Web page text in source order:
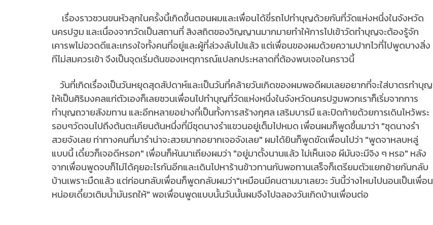
เรื่องราวชวนขนหัวลุกในครั้งนี้เกิดขึ้นตอนผมและเพื่อนได้ขี่รถไปทำบุญด้วยกันที่วัดแห่งหนึ่งในจังหวัด
นครปฐม และเนื่องจากวัดเป็นสถานที่ สิงสถิตของวิญญานมากมายทำให้การไปเข้าวัดทำบุญจะต้องรู้จัก
เคารพไม่อวดดีและเกรงใจทั้งคนที่อยู่และผู้ที่ล่วงลับไปแล้ว แต่เพื่อนของผมด้วยความปากไวที่ไปพูดบางสิ่ง
ทีไม่สมควรเข้า จึงเป็นจุดเริ่มต้นของเหตุการณ์แปลกประหลาดที่ต้องพบเจอในคราวนี้
วันที่เกิดเรื่องเป็นวันหยุดสุดสัปดาห์และเป็นวันที่คล้ายวันเกิดของผมพอดีผมเลยอยากที่จะใส่บาตรทำบุญ
ให้เป็นศิริมงคลแก่ตัวเองก็เลยชวนเพื่อนไปทำบุญที่วัดแห่งหนึ่งในจังหวัดนครปฐมพวกเราก็เริ่มจากการ
ทำบุญถวายสังฆทาน และอีกหลายอย่างที่เป็นทั้งการสร้างกุศล เสริมบารมี และปิดท้ายด้วยการเดินไหว้พระ
รอบๆวัดจนไปถึงต้นตะเคียนต้นหนึ่งที่มีชุดนางรำแขวนอยู่เต็มไปหมด เพื่อนผมก็พูดขึ้นมาว่า "ชุดนางรำ
สวยจังเลย ท่าทางคนที่มารำน่าจะสวยมากอยากเจอจังเลย" ผมได้ยินก็พูดขัดเพื่อนไปว่า "พูดจาหลบหลู่
แบบนี้ เดี๋ยวก็เจอดีหรอก" เพื่อนก็หันมาเถียงผมว่า "อยู่มาตั้งนานแล้ว ไม่เห็นเจอ ผีมันจะมีจิง ๆ หรอ" หลัง
จากเพื่อนพูดจบก็ไม่ได้คุยอะไรกันอีกและเดินไปหาร้านข้าวทานกันพอทานเสร็จก็เตรียมตัวแยกย้ายกันกลับ
บ้านเพราะมืดแล้ว แต่ก่อนกลับเพื่อนก็พูดกลับผมว่า"เหมือนมีคนตามมาเลยวะ วันนี้ว่างไหมไปนอนเป็นเพื่อน
หน่อยเดี๋ยวเติมน้ำมันรถให้" พอเพื่อนพูดแบบนั้นวันนั้นผมจึงไปฉลองวันเกิดบ้านเพื่อนต่อ